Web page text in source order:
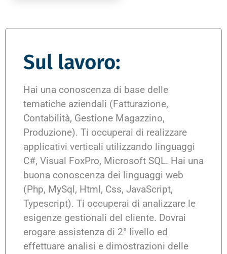
Sul lavoro:
Hai una conoscenza di base delle
tematiche aziendali (Fatturazione,
Contabilità, Gestione Magazzino,
Produzione). Ti occuperai di realizzare
applicativi verticali utilizzando linguaggi
C#, Visual FoxPro, Microsoft SQL. Hai una
buona conoscenza dei linguaggi web
(Php, MySql, Html, Css, JavaScript,
Typescript). Ti occuperai di analizzare le
esigenze gestionali del cliente. Dovrai
erogare assistenza di 2° livello ed
effettuare analisi e dimostrazioni delle